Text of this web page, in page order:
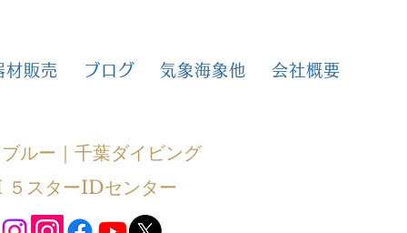
材販売 ブログ 気象海象他 会社概要
ルー｜千葉ダイビング
スターIDセンター